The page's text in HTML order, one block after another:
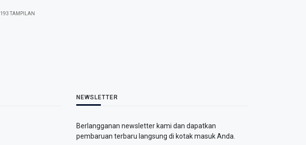
193 TAMPILAN
NEWSLETTER
Berlangganan newsletter kami dan dapatkan
pembaruan terbaru langsung di kotak masuk Anda.